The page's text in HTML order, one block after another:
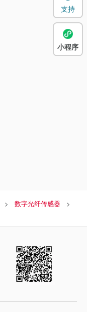
数字光纤传感器
支持
小程序